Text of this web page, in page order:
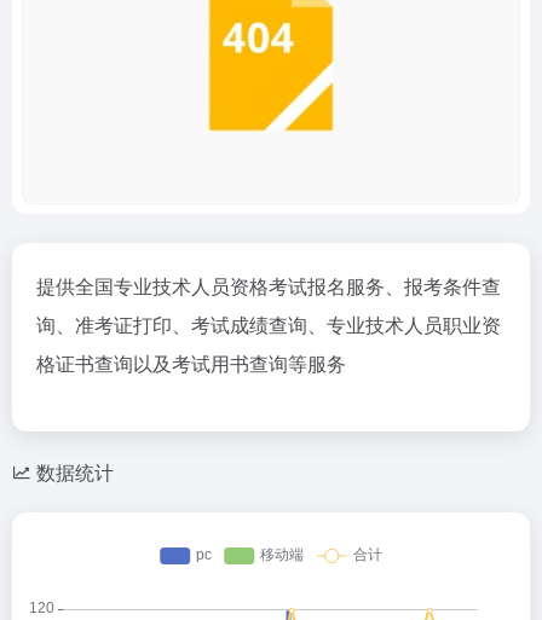
提供全国专业技术人员资格考试报名服务、报考条件查
询、准考证打印、考试成绩查询、专业技术人员职业资
格证书查询以及考试用书查询等服务
数据统计